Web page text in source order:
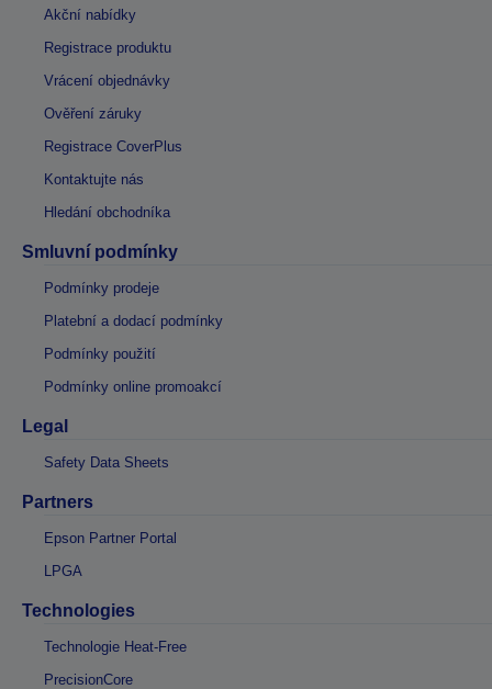
Akční nabídky
Registrace produktu
Vrácení objednávky
Ověření záruky
Registrace CoverPlus
Kontaktujte nás
Hledání obchodníka
Smluvní podmínky
Podmínky prodeje
Platební a dodací podmínky
Podmínky použití
Podmínky online promoakcí
Legal
Safety Data Sheets
Partners
Epson Partner Portal
LPGA
Technologies
Technologie Heat-Free
PrecisionCore